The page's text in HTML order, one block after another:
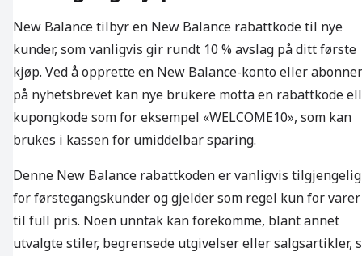
New Balance tilbyr en New Balance rabattkode til nye
kunder, som vanligvis gir rundt 10 % avslag på ditt første
kjøp. Ved å opprette en New Balance-konto eller
på nyhetsbrevet kan nye brukere motta en rabattkode
kupongkode som for eksempel «WELCOME10», som kan
brukes i kassen for umiddelbar sparing.
Denne New Balance rabattkoden er vanligvis tilgjengelig
for førstegangskunder og gjelder som regel kun for varer
til full pris. Noen unntak kan forekomme, blant annet
utvalgte stiler, begrensede utgivelser eller salgsartikler,